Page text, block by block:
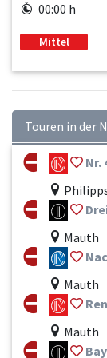
00:00 h
Mittel
Touren in der
Nr. 4
Mauth
Mauth
Mauth